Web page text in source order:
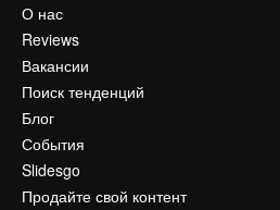
О нас
Reviews
Вакансии
Поиск тенденций
Блог
События
Slidesgo
Продайте свой контент